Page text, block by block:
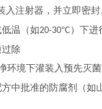
入注射器，并立即密
温（如20-30°C）下进
除
环境下灌装入预先灭
中批准的防腐剂（如